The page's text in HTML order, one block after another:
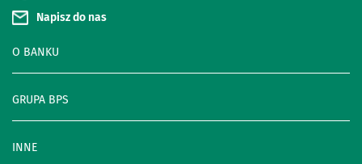
Napisz do nas
O BANKU
GRUPA BPS
INNE